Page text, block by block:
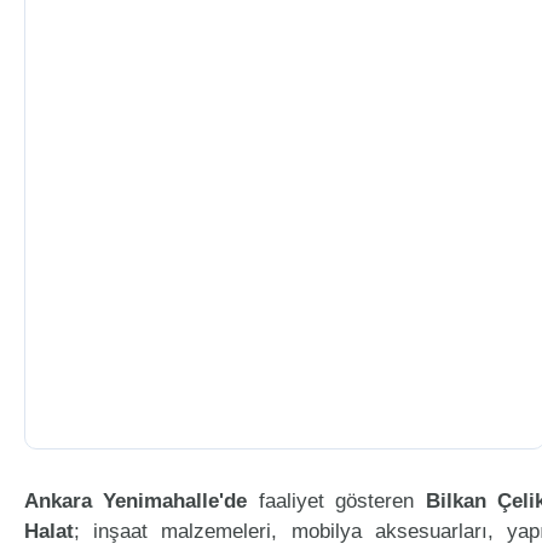
Ankara Yenimahalle'de faaliyet gösteren Bilkan
Halat; inşaat malzemeleri, mobilya aksesuarları,